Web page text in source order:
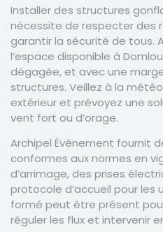
Installer des structures
nécessite de respecter des
garantir la sécurité de tous.
l’espace disponible à
dégagée, et avec une
structures. Veillez à la
extérieur et prévoyez une
vent fort ou d’orage.
Archipel Événement fournit
conformes aux normes en
d’arrimage, des prises
protocole d’accueil pour les
formé peut être présent
réguler les flux et intervenir